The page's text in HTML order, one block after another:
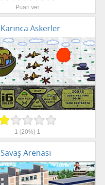
Puan ver
Karınca Askerler
1 (20%) 1
Savaş Arenası